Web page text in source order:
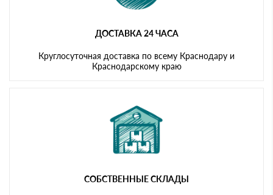
ДОСТАВКА 24 ЧАСА
Круглосуточная доставка по всему Краснодару и
Краснодарскому краю
СОБСТВЕННЫЕ СКЛАДЫ